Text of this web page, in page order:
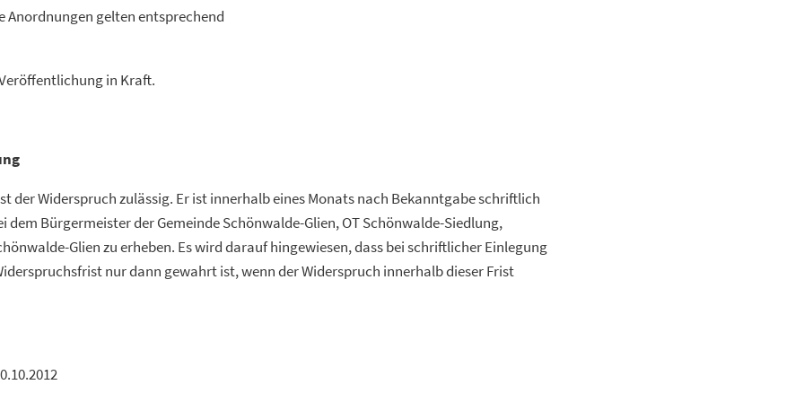
Anordnungen gelten entsprechend
in Kraft.
der Widerspruch zulässig. Er ist innerhalb eines Monats nach Bekanntgabe schriftlich
dem Bürgermeister der Gemeinde Schönwalde-Glien, OT Schönwalde-Siedlung,
Glien zu erheben. Es wird darauf hingewiesen, dass bei schriftlicher Einlegung
nur dann gewahrt ist, wenn der Widerspruch innerhalb dieser Frist